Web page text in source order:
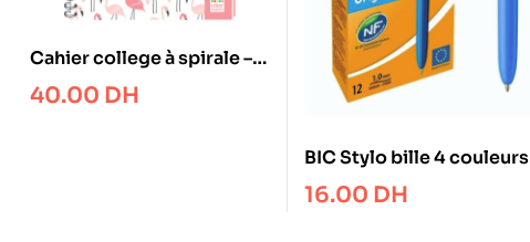
Cahier college à spirale –
A4 5×5 – 160 pages
40.00 DH
BIC Stylo bille 4 couleurs
rétractables Classique
16.00 DH